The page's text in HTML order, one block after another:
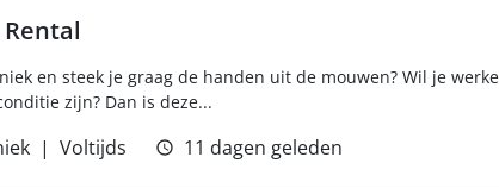
en steek je graag de handen uit de mouwen? Wil je
zijn? Dan is deze...
Voltijds 11 dagen geleden